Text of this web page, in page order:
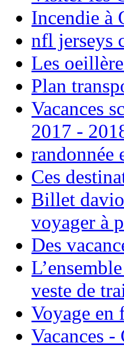
Incendie à
nfl jerseys
Les
Plan
Vacances
2017 -
randonnée
Ces
Billet
voyager à
Des
veste de
Voyage en
Vacances